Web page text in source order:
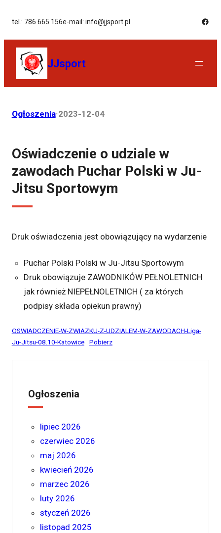
tel.: 786 665 156e-mail: info@jjsport.pl
JJsport
Ogłoszenia·2023-12-04
Oświadczenie o udziale w
zawodach Puchar Polski w Ju-
Jitsu Sportowym
Druk oświadczenia jest obowiązujący na wydarzenie
Puchar Polski Polski w Ju-Jitsu Sportowym
Druk obowiązuje ZAWODNIKÓW PEŁNOLETNICH
jak również NIEPEŁNOLETNICH ( za których
podpisy składa opiekun prawny)
OSWIADCZENIE-W-ZWIAZKU-Z-UDZIALEM-W-ZAWODACH-Liga-
Ju-Jitsu-08.10-Katowice
Pobierz
Ogłoszenia
lipiec 2026
czerwiec 2026
maj 2026
kwiecień 2026
marzec 2026
luty 2026
styczeń 2026
listopad 2025